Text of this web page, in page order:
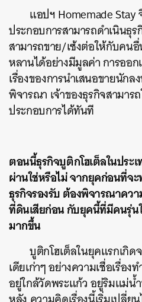
แอปฯ Homemade Stay
ประกอบการสามารถดำเนินธุ
สามารถขาย/เซ้งต่อให้กับคน
หลานได้อย่างมีมูลค่า การออ
เรื่องของการนำเสนอขายนัก
พิจารณา เจ้าของธุรกิจสามาร
ประกอบการได้ทันที
ตอนนี้ธุรกิจบูติกโฮเต็ลในประ
ผ่านใช่หรือไม่ จากยุคก่อนที่จ
ธุรกิจรองรับ ต้องพิจารณาคว
ที่ดินเสียก่อน กับยุคนี้ที่มีคนรุ่น
มากขึ้น
บูติกโฮเต็ลในยุคแรกเกิ
เดียเก่าๆ อย่างความเชื่อเรื่อ
อยู่ใกล้วัดพระแก้ว อยู่ริมแม่น้